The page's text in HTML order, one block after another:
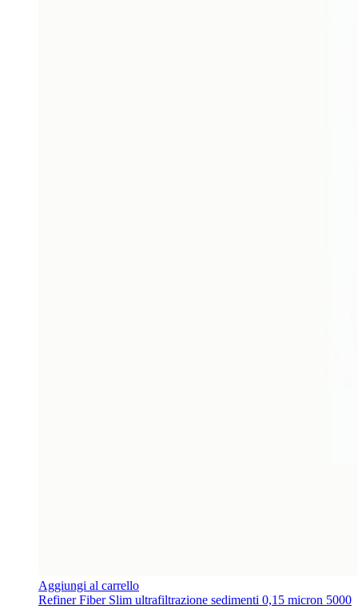
Aggiungi al carrello
Refiner Fiber Slim ultrafiltrazione sedimenti 0,15 micron 5000